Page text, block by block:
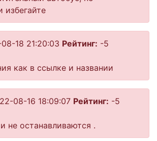
избегайте
18 21:20:03 Рейтинг: -5
как в ссылке и названии
08-16 18:09:07 Рейтинг: -5
не останавливаются .